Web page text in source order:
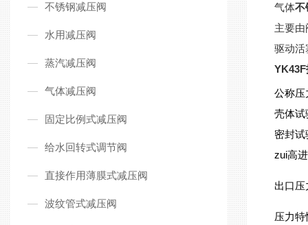
不锈钢减压阀
水用减压阀
蒸汽减压阀
气体减压阀
固定比例式减压阀
给水回转式调节阀
直接作用薄膜式减压阀
波纹管式减压阀
气体不
主要
驱动活
YK43F
公称压
壳体试
密封
zui高
出口
压力